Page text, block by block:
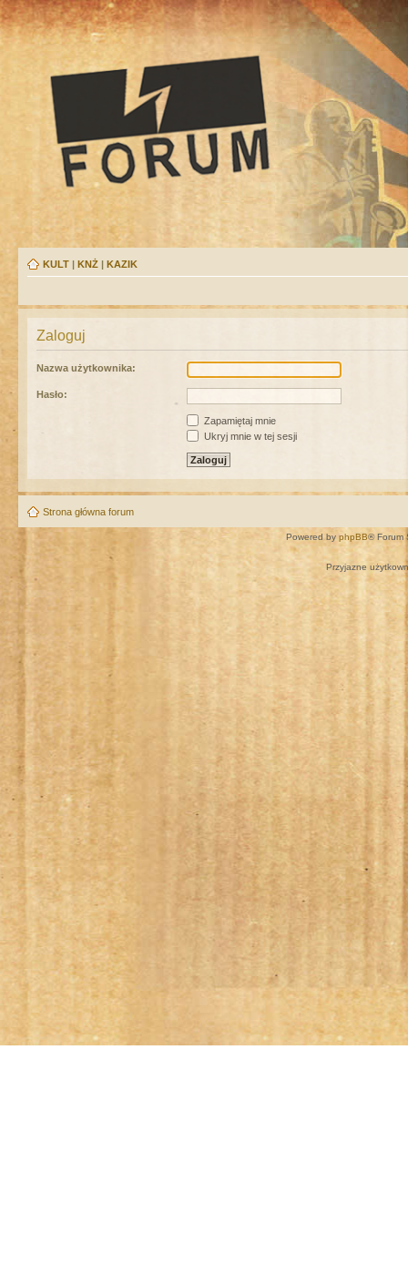
KULT | KNŻ | KAZIK
Zaloguj
Nazwa użytkownika:
Hasło:
Zapamiętaj mnie
Ukryj mnie w tej sesji
Strona główna forum
Powered by phpBB® Forum
Przyjazne